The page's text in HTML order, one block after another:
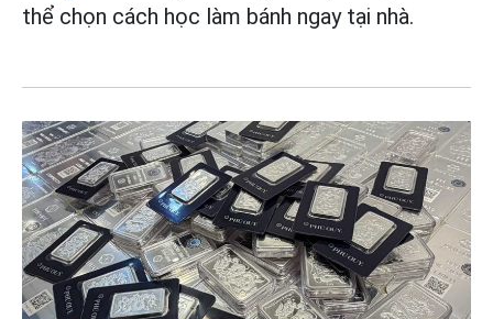
thể chọn cách học làm bánh ngay tại nhà.